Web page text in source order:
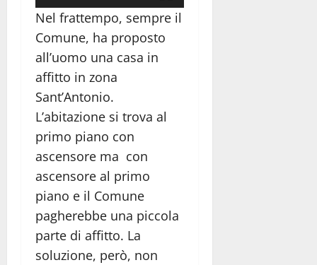
Nel frattempo, sempre il
Comune, ha proposto
all’uomo una casa in
affitto in zona
Sant’Antonio.
L’abitazione si trova al
primo piano con
ascensore ma con
ascensore al primo
piano e il Comune
pagherebbe una piccola
parte di affitto. La
soluzione, però, non